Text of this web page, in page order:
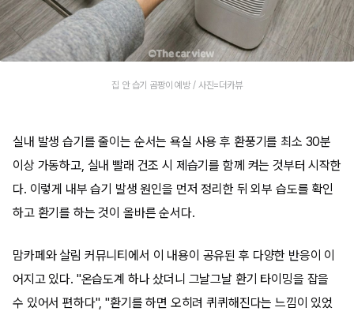
집 안 습기 곰팡이 예방 / 사진=더카뷰
실내 발생 습기를 줄이는 순서는 욕실 사용 후 환풍기를 최소 30분
이상 가동하고, 실내 빨래 건조 시 제습기를 함께 켜는 것부터 시작한
다. 이렇게 내부 습기 발생 원인을 먼저 정리한 뒤 외부 습도를 확인
하고 환기를 하는 것이 올바른 순서다.
맘카페와 살림 커뮤니티에서 이 내용이 공유된 후 다양한 반응이 이
어지고 있다. "온습도계 하나 샀더니 그날그날 환기 타이밍을 잡을
수 있어서 편하다", "환기를 하면 오히려 퀴퀴해진다는 느낌이 있었